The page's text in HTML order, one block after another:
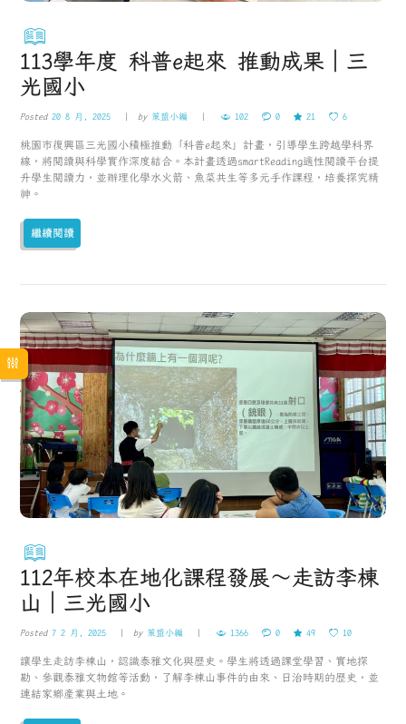
113學年度 科普e起來 推動成果｜三
光國小
Posted20 8 月, 2025 by 策盟小編 102 0 21 6
桃園市復興區三光國小積極推動「科普e起來」計畫，引導學生跨越學科界
線，將閱讀與科學實作深度結合。本計畫透過smartReading適性閱讀平台提
升學生閱讀力，並辦理化學水火箭、魚菜共生等多元手作課程，培養探究精
神。
繼續閱讀
112年校本在地化課程發展～走訪李棟
山｜三光國小
Posted7 2 月, 2025 by 策盟小編 1366 0 49 10
讓學生走訪李棟山，認識泰雅文化與歷史。學生將透過課堂學習、實地探
勘、參觀泰雅文物館等活動，了解李棟山事件的由來、日治時期的歷史，並
連結家鄉產業與土地。